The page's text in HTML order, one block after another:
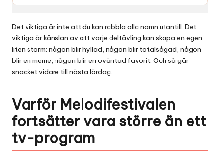
Det viktiga är inte att du kan rabbla alla namn utantill. Det
viktiga är känslan av att varje deltävling kan skapa en egen
liten storm: någon blir hyllad, någon blir totalsågad, någon
blir en meme, någon blir en oväntad favorit. Och så går
snacket vidare till nästa lördag.
Varför Melodifestivalen
fortsätter vara större än ett
tv-program